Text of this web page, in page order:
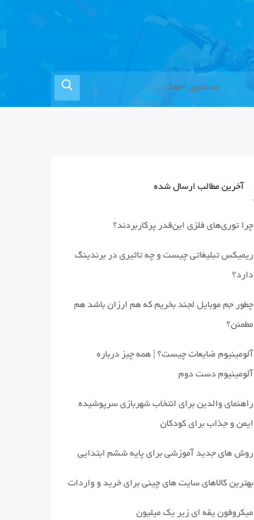
آخرین مطالب ارسال شده
چرا توری‌های فلزی این‌قدر پرکاربردند؟
ریمیکس تبلیغاتی چیست و چه تاثیری در برندینگ
دارد؟
چطور جم موبایل لجند بخریم که هم ارزان باشد هم
مطمئن؟
آلومینیوم ضایعات چیست؟ | همه چیز درباره
آلومینیوم دست دوم
راهنمای والدین برای انتخاب شهربازی سرپوشیده
ایمن و جذاب برای کودکان
روش های جدید آموزشی برای پایه ششم ابتدایی
بهترین کالاهای سایت های چینی برای خرید و واردات
میکروفون یقه ای زیر یک میلیون